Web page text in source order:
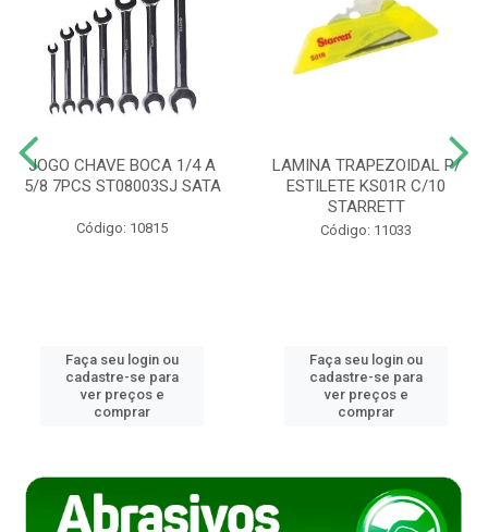
JOGO CHAVE BOCA 1/4 A
5/8 7PCS ST08003SJ SATA
Código: 10815
Faça seu login ou
cadastre-se para
ver preços e
comprar
LAMINA TRAPEZOIDAL P/
ESTILETE KS01R C/10
STARRETT
Código: 11033
Faça seu login ou
cadastre-se para
ver preços e
comprar